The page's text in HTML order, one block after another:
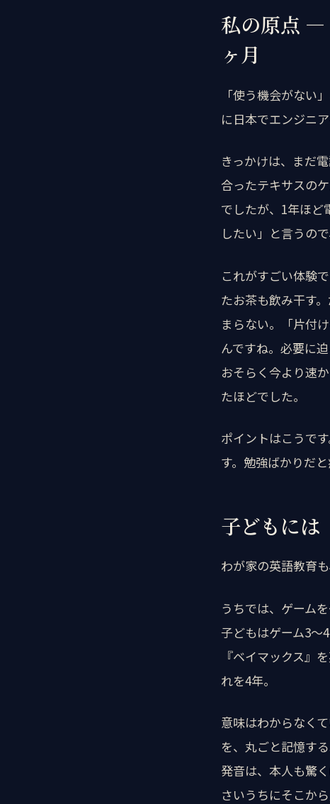
私の原点 ―
ヶ月
「使う機会がない
に日本でエンジニ
きっかけは、まだ
合ったテキサスの
でしたが、1年ほど
したい」と言うの
これがすごい体験
たお茶も飲み干す
まらない。「片付
んですね。必要に
おそらく今より速
たほどでした。
ポイントはこうです
す。勉強ばかりだ
子どもには
わが家の英語教育
うちでは、ゲーム
子どもはゲーム3〜
『ベイマックス』
れを4年。
意味はわからなく
を、丸ごと記憶す
発音は、本人も驚
さいうちにそこか